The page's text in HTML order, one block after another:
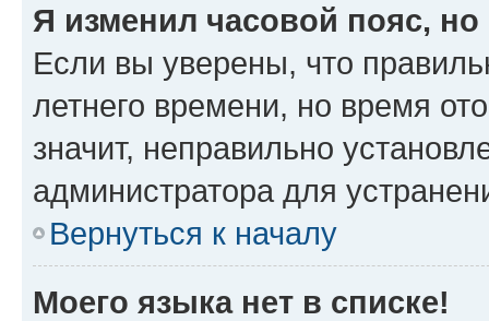
Я изменил часовой пояс,
Если вы уверены, что
летнего времени, но время
значит, неправильно
администратора для
Вернуться к началу
Моего языка нет в списке!